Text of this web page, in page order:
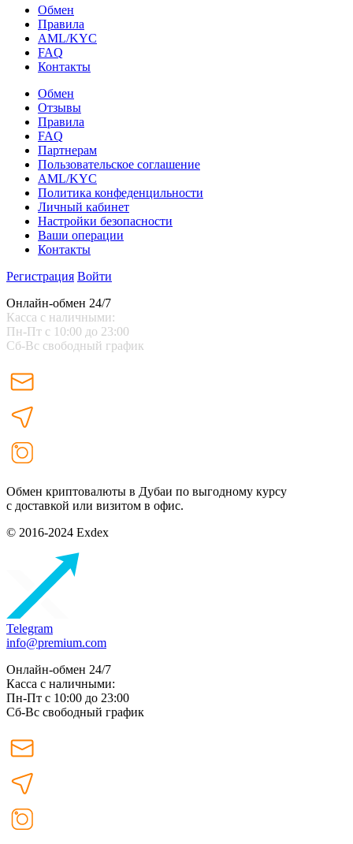
Обмен
Правила
AML/KYC
FAQ
Контакты
Обмен
Отзывы
Правила
FAQ
Партнерам
Пользовательское соглашение
AML/KYC
Политика конфеденцильности
Личный кабинет
Настройки безопасности
Ваши операции
Контакты
Регистрация Войти
Онлайн-обмен 24/7
Касса с наличными:
Пн-Пт с 10:00 до 23:00
Сб-Вс свободный график
Обмен криптовалюты в Дубаи по выгодному курсу
с доставкой или визитом в офис.
© 2016-2024 Exdex
Telegram
info@premium.com
Онлайн-обмен 24/7
Касса с наличными:
Пн-Пт с 10:00 до 23:00
Сб-Вс свободный график